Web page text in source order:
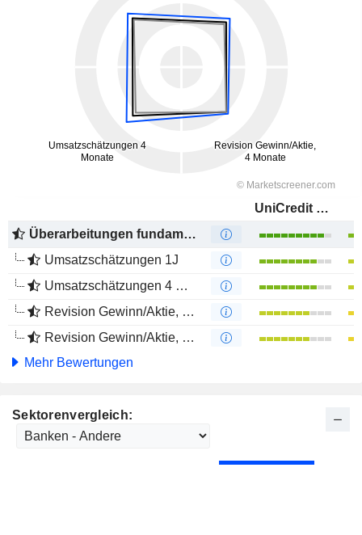
UniCredit S.p.A.
Überarbeitungen fundamentaler Schätzungen
Umsatzschätzungen 1J
Umsatzschätzungen 4 Monate
Revision Gewinn/Aktie, 1 Jahr
Revision Gewinn/Aktie, 4 Monate
Mehr Bewertungen
Sektorenvergleich: